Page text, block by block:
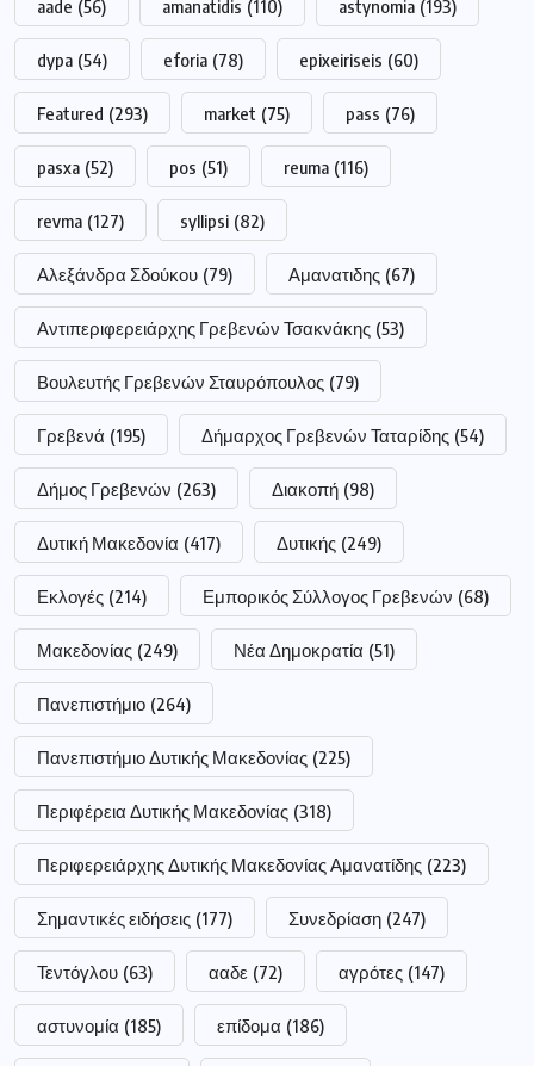
aade (56) amanatidis (110) astynomia (193)
dypa (54) eforia (78) epixeiriseis (60)
Featured (293) market (75) pass (76)
pasxa (52) pos (51) reuma (116)
revma (127) syllipsi (82)
Αλεξάνδρα Σδούκου (79) Αμανατιδης (67)
Αντιπεριφερειάρχης Γρεβενών Τσακνάκης (53)
Βουλευτής Γρεβενών Σταυρόπουλος (79)
Γρεβενά (195) Δήμαρχος Γρεβενών Ταταρίδης (54)
Δήμος Γρεβενών (263) Διακοπή (98)
Δυτική Μακεδονία (417) Δυτικής (249)
Εκλογές (214) Εμπορικός Σύλλογος Γρεβενών (68)
Μακεδονίας (249) Νέα Δημοκρατία (51)
Πανεπιστήμιο (264)
Πανεπιστήμιο Δυτικής Μακεδονίας (225)
Περιφέρεια Δυτικής Μακεδονίας (318)
Περιφερειάρχης Δυτικής Μακεδονίας Αμανατίδης (223)
Σημαντικές ειδήσεις (177) Συνεδρίαση (247)
Τεντόγλου (63) ααδε (72) αγρότες (147)
αστυνομία (185) επίδομα (186)